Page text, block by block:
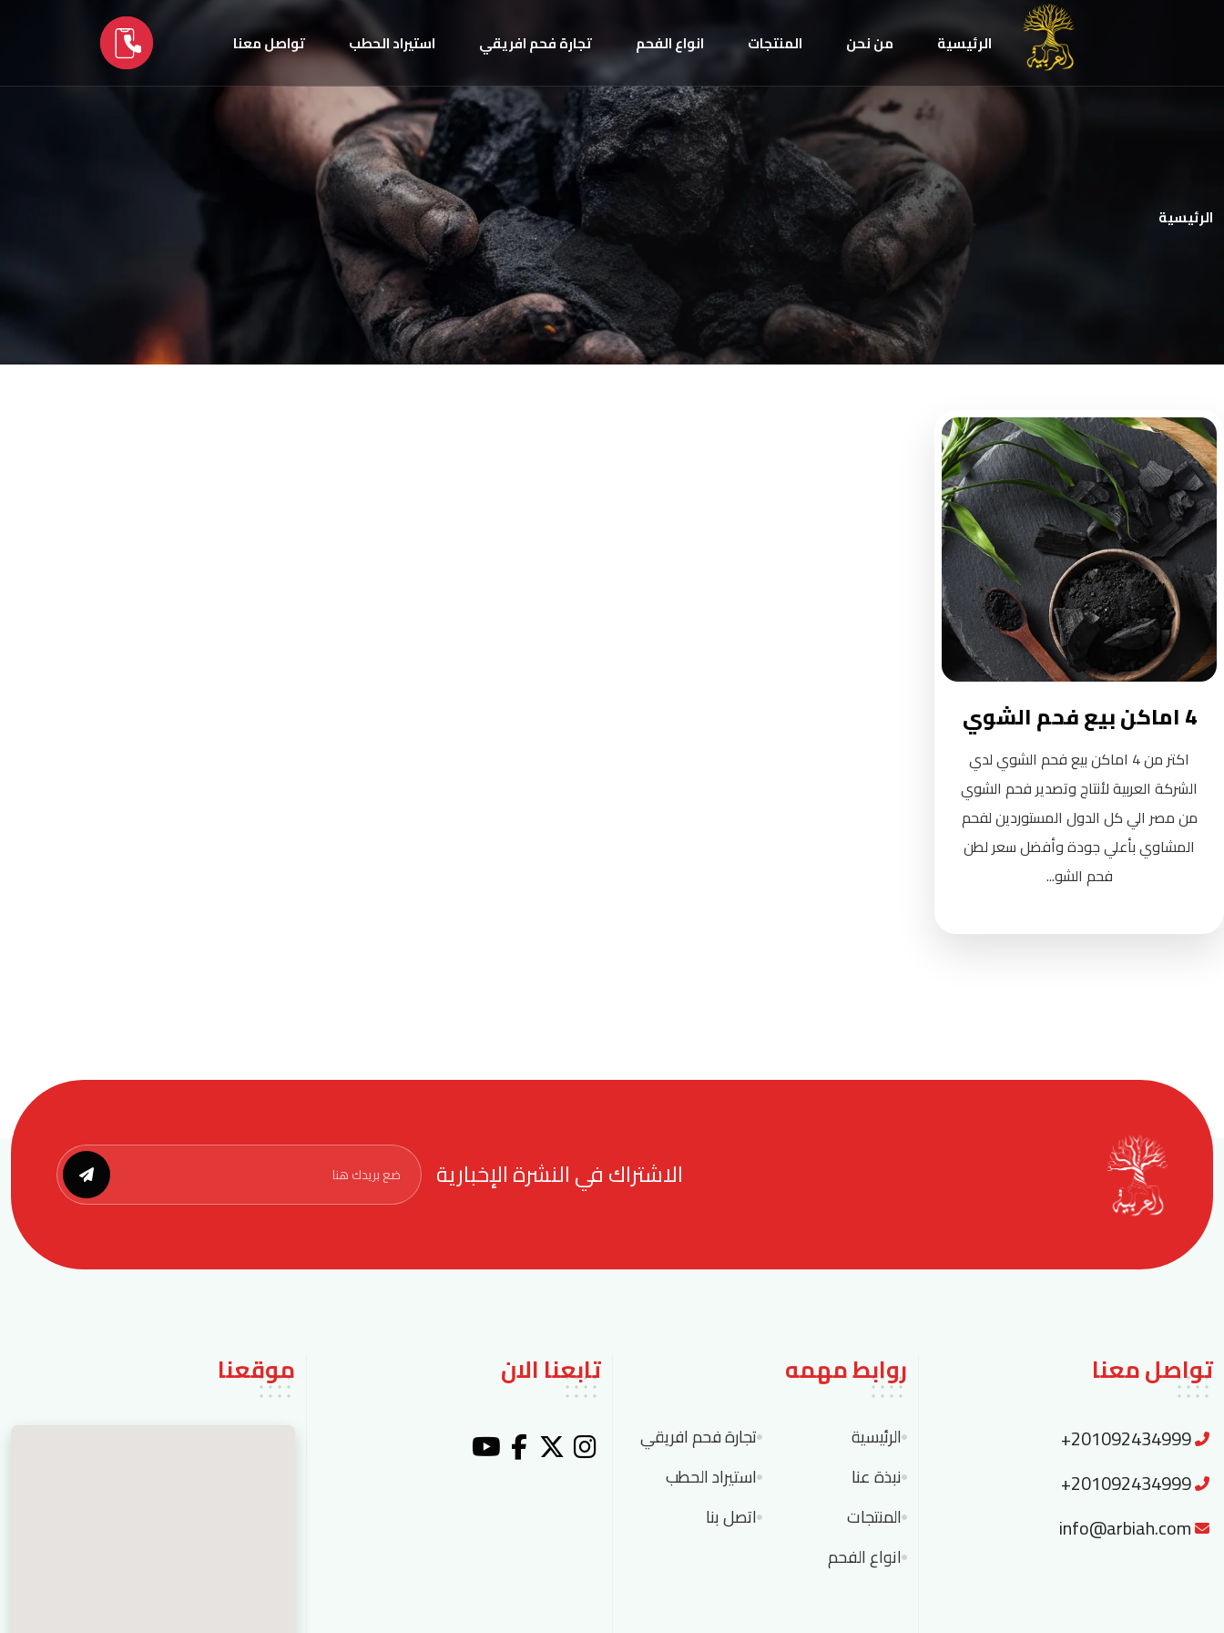
الرئيسية من نحن المنتجات انواع الفحم تجارة فحم افريقي استيراد الحطب تواصل معنا
الرئيسية
4 اماكن بيع فحم الشوي
اكتر من 4 اماكن بيع فحم الشوي لدي
الشركة العربية لأنتاج وتصدير فحم الشوي
من مصر الي كل الدول المستوردين لفحم
المشاوي بأعلي جودة وأفضل سعر لطن
فحم الشو...
الاشتراك في النشرة الإخبارية
تواصل معنا
+201092434999
+201092434999
info@arbiah.com
روابط مهمه
الرئيسية
نبذة عنا
المنتجات
انواع الفحم
تجارة فحم افريقي
استيراد الحطب
اتصل بنا
تابعنا الان موقعنا